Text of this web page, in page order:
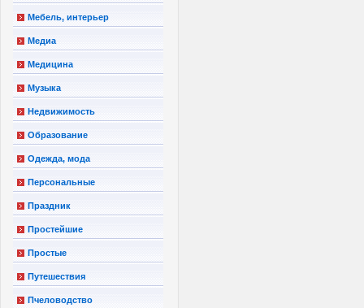
Мебель, интерьер
Медиа
Медицина
Музыка
Недвижимость
Образование
Одежда, мода
Персональные
Праздник
Простейшие
Простые
Путешествия
Пчеловодство